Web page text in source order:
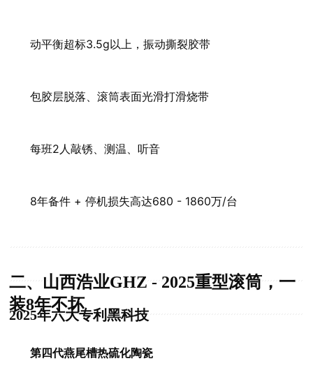
动平衡超标3.5g以上，振动撕裂胶带
包胶层脱落、滚筒表面光滑打滑烧带
每班2人敲锈、测温、听音
8年备件 + 停机损失高达680 - 1860万/台
二、山西浩业GHZ - 2025重型滚筒，一
装8年不坏
2025年六大专利黑科技
第四代燕尾槽热硫化陶瓷